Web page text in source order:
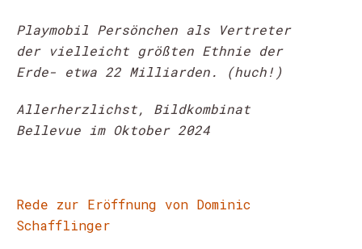
Playmobil Persönchen als Vertreter
der vielleicht größten Ethnie der
Erde- etwa 22 Milliarden. (huch!)
Allerherzlichst, Bildkombinat
Bellevue im Oktober 2024
Rede zur Eröffnung von Dominic
Schafflinger